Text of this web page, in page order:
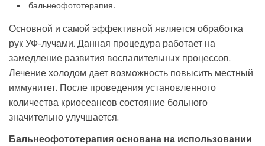
бальнеофототерапия.
Основной и самой эффективной является обработка
рук УФ-лучами. Данная процедура работает на
замедление развития воспалительных процессов.
Лечение холодом дает возможность повысить местный
иммунитет. После проведения установленного
количества криосеансов состояние больного
значительно улучшается.
Бальнеофототерапия основана на использовании